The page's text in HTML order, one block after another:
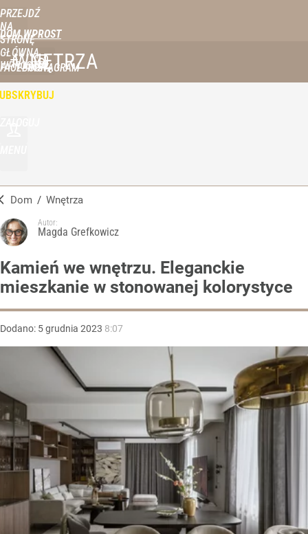
PRZEJDŹ
NA
STRONĘ
GŁÓWNĄ
WPROST.PL
DOM WPROST
FACEBOOKINSTAGRAM
WNĘTRZA
Dom / Wnętrza
Autor:
Magda Grefkowicz
Kamień we wnętrzu. Eleganckie
mieszkanie w stonowanej kolorystyce
Dodano: 5grudnia 2023 8:07